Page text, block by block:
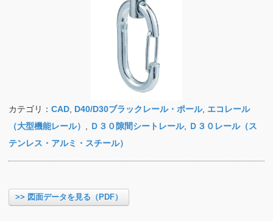
カテゴリ： CAD D40/D30ブラックレール・ポール, エコレール
（大型機能レール）
Ｄ３０隙間シートレール,
Ｄ３０レール（ス
テンレス・アルミ・スチール）
>> 図面データを見る（PDF）